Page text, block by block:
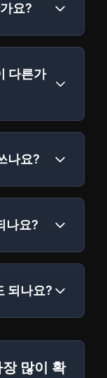
요?
다른가
나요?
나요?
되나요?
많이 확